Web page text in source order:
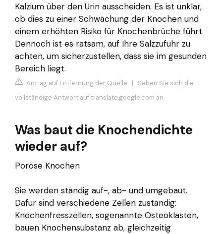
Kalzium über den Urin ausscheiden. Es ist unklar,
ob dies zu einer Schwächung der Knochen und
einem erhöhten Risiko für Knochenbrüche führt.
Dennoch ist es ratsam, auf Ihre Salzzufuhr zu
achten, um sicherzustellen, dass sie im gesunden
Bereich liegt.
Antrag auf Entfernung der Quelle | Sehen Sie sich die
vollständige Antwort auf translate.google.com an
Was baut die Knochendichte
wieder auf?
Poröse Knochen
Sie werden ständig auf-, ab- und umgebaut.
Dafür sind verschiedene Zellen zuständig:
Knochenfresszellen, sogenannte Osteoklasten,
bauen Knochensubstanz ab, gleichzeitig